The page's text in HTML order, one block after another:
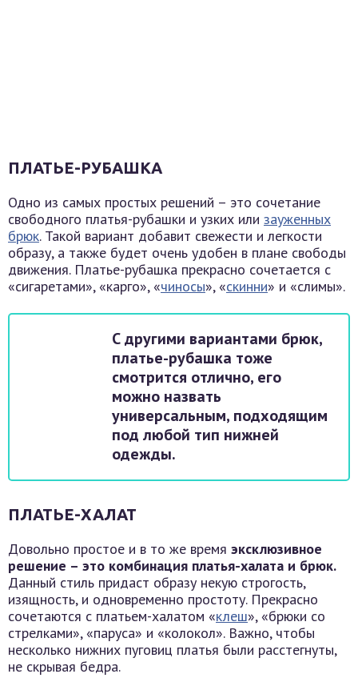
ПЛАТЬЕ-РУБАШКА
Одно из самых простых решений – это сочетание
свободного платья-рубашки и узких или зауженных
брюк. Такой вариант добавит свежести и легкости
образу, а также будет очень удобен в плане свободы
движения. Платье-рубашка прекрасно сочетается с
«сигаретами», «карго», «чиносы», «скинни» и «слимы».
С другими вариантами брюк,
платье-рубашка тоже
смотрится отлично, его
можно назвать
универсальным, подходящим
под любой тип нижней
одежды.
ПЛАТЬЕ-ХАЛАТ
Довольно простое и в то же время эксклюзивное
решение – это комбинация платья-халата и брюк.
Данный стиль придаст образу некую строгость,
изящность, и одновременно простоту. Прекрасно
сочетаются с платьем-халатом «клеш», «брюки со
стрелками», «паруса» и «колокол». Важно, чтобы
несколько нижних пуговиц платья были расстегнуты,
не скрывая бедра.